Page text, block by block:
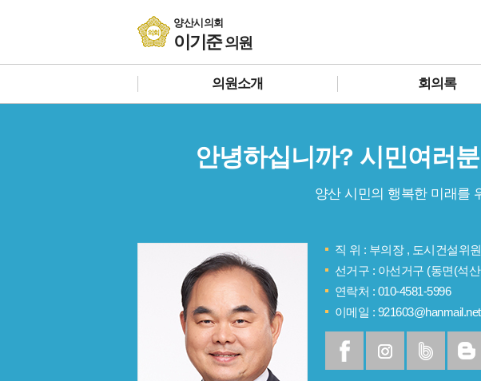
양산시의회
이기준의원
의원소개 회의록
안녕하십니까? 시민여러
양산 시민의 행복한 미래를
직 위 : 부의장 , 도시건설위
선거구 : 아선거구 (동면(석
연락처 : 010-4581-5996
이메일 : 921603@hanmail.net